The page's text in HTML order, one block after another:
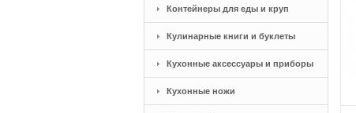
Контейнеры для еды и круп
Кулинарные книги и буклеты
Кухонные аксессуары и приборы
Кухонные ножи